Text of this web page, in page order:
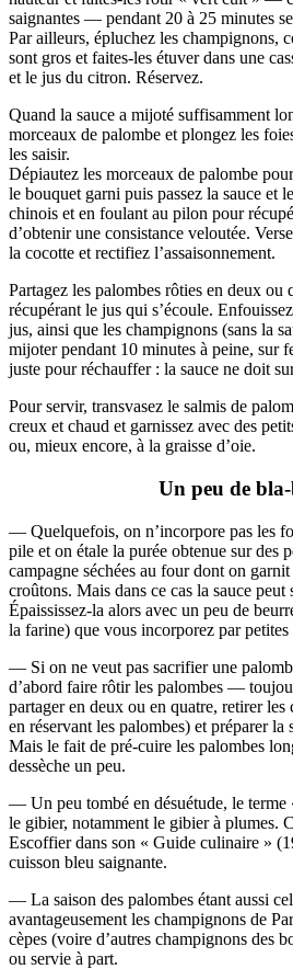
saignantes — pendant 20 à 25 minutes
Par ailleurs, épluchez les champignons,
sont gros et faites-les étuver dans une
et le jus du citron. Réservez.
Quand la sauce a mijoté suffisamment
morceaux de palombe et plongez les
les saisir.
Dépiautez les morceaux de palombe
le bouquet garni puis passez la sauce et
chinois et en foulant au pilon pour
d’obtenir une consistance veloutée.
la cocotte et rectifiez l’assaisonnement.
Partagez les palombes rôties en deux ou
récupérant le jus qui s’écoule.
jus, ainsi que les champignons (sans la
mijoter pendant 10 minutes à peine, sur
juste pour réchauffer : la sauce ne doit
Pour servir, transvasez le salmis de
creux et chaud et garnissez avec des
ou, mieux encore, à la graisse d’oie.
Un peu de
— Quelquefois, on n’incorpore pas les
pile et on étale la purée obtenue sur des
campagne séchées au four dont on
croûtons. Mais dans ce cas la sauce
Épaississez-la alors avec un peu de
la farine) que vous incorporez par
— Si on ne veut pas sacrifier une
d’abord faire rôtir les palombes —
partager en deux ou en quatre, retirer les
en réservant les palombes) et préparer la
Mais le fait de pré-cuire les palombes
dessèche un peu.
— Un peu tombé en désuétude, le terme
le gibier, notamment le gibier à plumes.
Escoffier dans son « Guide culinaire »
cuisson bleu saignante.
— La saison des palombes étant aussi
avantageusement les champignons de
cèpes (voire d’autres champignons des
ou servie à part.